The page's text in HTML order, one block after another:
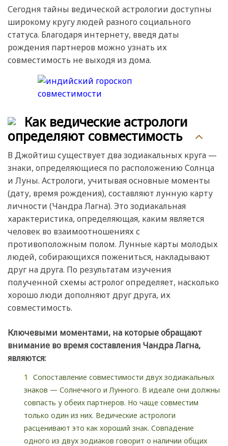
Сегодня тайны ведической астрологии доступны
широкому кругу людей разного социального
статуса. Благодаря интернету, введя даты
рождения партнеров можно узнать их
совместимость не выходя из дома.
Как ведические астрологи
определяют совместимость
В Джойтиш существует два зодиакальных круга —
знаки, определяющиеся по расположению Солнца
и Луны. Астрологи, учитывая основные моменты
(дату, время рождения), составляют лунную карту
личности (Чандра Лагна). Это зодиакальная
характеристика, определяющая, каким является
человек во взаимоотношениях с
противоположным полом. Лунные карты молодых
людей, собирающихся пожениться, накладывают
друг на друга. По результатам изучения
полученной схемы астролог определяет, насколько
хорошо люди дополняют друг друга, их
совместимость.
Ключевыми моментами, на которые обращают
внимание во время составления Чандра Лагна,
являются:
Сопоставление совместимости двух зодиакальных
знаков — Солнечного и Лунного. В идеале они должны
совпасть у обеих партнеров. Но чаще совместим
только один из них. Ведические астрологи
расценивают это как хороший знак. Совпадение
одного из двух зодиаков говорит о наличии общих